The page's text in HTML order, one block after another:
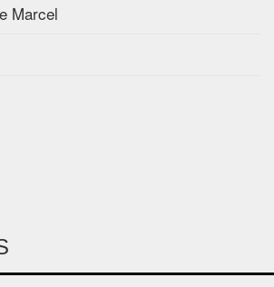
Marcel